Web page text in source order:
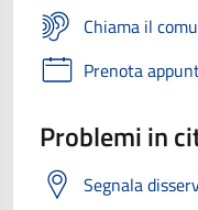
Chiama il
Prenota
Problemi in
Segnala